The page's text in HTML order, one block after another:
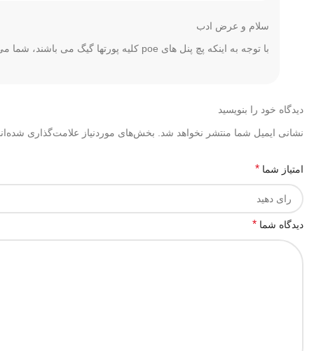
سلام و عرض ادب
با توجه به اینکه پچ پنل های poe کلیه پورتها گیگ می باشند، شما می توانید در پروژه های میکروتیک نیز استفاده کنید.
دیدگاه خود را بنویسید
نشانی ایمیل شما منتشر نخواهد شد. بخش‌های موردنیاز علامت‌گذاری
امتیاز شما *
دیدگاه شما *